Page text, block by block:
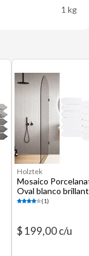
1 kg
Holztek
Mosaico
Oval blanco
29 x 27 cm
(1)
$ 199,00 c/u